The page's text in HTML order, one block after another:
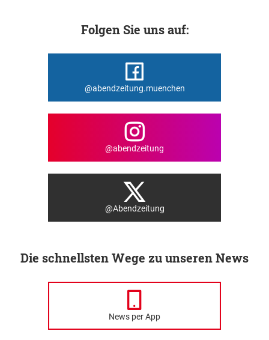
Folgen Sie uns auf:
@abendzeitung.muenchen
@abendzeitung
@Abendzeitung
Die schnellsten Wege zu unseren News
News per App